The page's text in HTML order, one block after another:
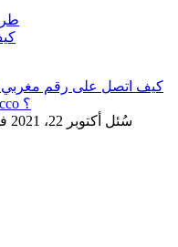
كيف اتصل على رقم
طريقة الاتصال على رقم مغربي Morocco ؟
سُئل أكتوبر 22، 2021